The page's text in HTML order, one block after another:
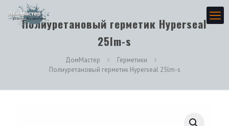
Полиуретановый герметик Нyperseal
25lm-s
ДомМастер
Герметики
Полиуретановый герметик Нyperseal 25lm-s